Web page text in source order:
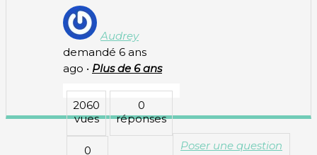
Audrey
demandé 6 ans
ago • Plus de 6 ans
2060
vues
0
réponses
0
Poser une question